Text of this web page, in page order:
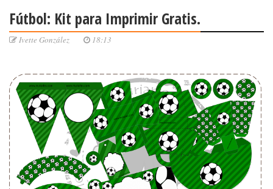
Fútbol: Kit para Imprimir Gratis.
Ivette González 18:13